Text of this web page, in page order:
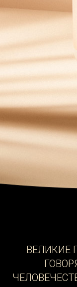
ВЕЛИКИЕ